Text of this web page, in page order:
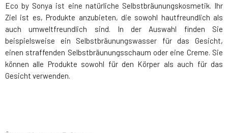
Eco by Sonya ist eine natürliche Selbstbräunungskosmetik. Ihr
Ziel ist es, Produkte anzubieten, die sowohl hautfreundlich als
auch umweltfreundlich sind. In der Auswahl finden Sie
beispielsweise ein Selbstbräunungswasser für das Gesicht,
einen straffenden Selbstbräunungsschaum oder eine Creme. Sie
können alle Produkte sowohl für den Körper als auch für das
Gesicht verwenden.